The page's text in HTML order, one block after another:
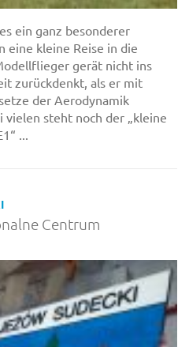
ein ganz besonderer
kleine Reise in die
gerät nicht ins
zurückdenkt, als er mit
der Aerodynamik
vielen steht noch der „kleine
...
Centrum